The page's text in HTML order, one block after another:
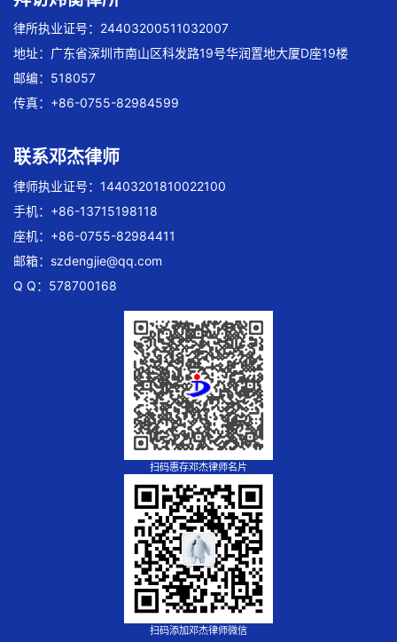
律所执业证号：24403200511032007
地址：广东省深圳市南山区科发路19号华润置地大厦D座19楼
邮编：518057
传真：+86-0755-82984599
联系邓杰律师
律师执业证号：14403201810022100
手机：+86-13715198118
座机：+86-0755-82984411
邮箱： szdengjie@qq.com
Q Q：578700168
扫码惠存邓杰律师名片
扫码添加邓杰律师微信